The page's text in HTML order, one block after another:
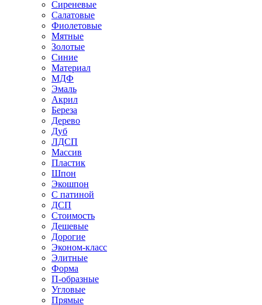
Сиреневые
Салатовые
Фиолетовые
Мятные
Золотые
Синие
Материал
МДФ
Эмаль
Акрил
Береза
Дерево
Дуб
ЛДСП
Массив
Пластик
Шпон
Экошпон
С патиной
ДСП
Стоимость
Дешевые
Дорогие
Эконом-класс
Элитные
Форма
П-образные
Угловые
Прямые